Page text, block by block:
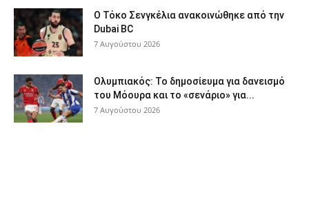
Ο Τόκο Σενγκέλια ανακοινώθηκε από την
Dubai BC
7 Αυγούστου 2026
Ολυμπιακός: Το δημοσίευμα για δανεισμό
του Μόουρα και το «σενάριο» για...
7 Αυγούστου 2026